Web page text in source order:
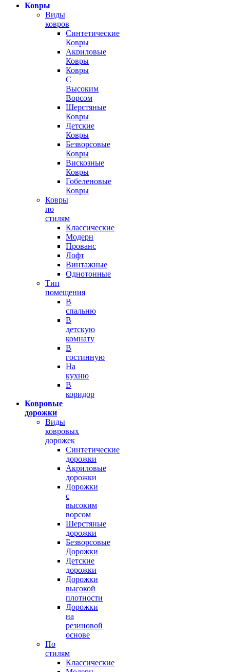
Ковры
Виды
ковров
Синтетические
Ковры
Акриловые
Ковры
Ковры
С
Высоким
Ворсом
Шерстяные
Ковры
Детские
Ковры
Безворсовые
Ковры
Вискозные
Ковры
Гобеленовые
Ковры
Ковры
по
стилям
Классические
Модерн
Прованс
Лофт
Винтажные
Однотонные
Тип
помещения
В
спальню
В
детскую
комнату
В
гостинную
На
кухню
В
коридор
Ковровые
дорожки
Виды
ковровых
дорожек
Синтетические
дорожки
Акриловые
дорожки
Дорожки
с
высоким
ворсом
Шерстяные
дорожки
Безворсовые
Дорожки
Детские
дорожки
Дорожки
высокой
плотности
Дорожки
на
резиновой
основе
По
стилям
Классические